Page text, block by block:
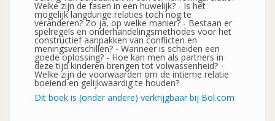
Welke zijn de fasen in een huwelijk? - Is het
mogelijk langdurige relaties toch nog te
veranderen? Zo ja, op welke manier? - Bestaan er
spelregels en onderhandelingsmethodes voor het
constructief aanpakken van conflicten en
meningsverschillen? - Wanneer is scheiden een
goede oplossing? - Hoe kan men als partners in
deze tijd kinderen brengen tot volwassenheid? -
Welke zijn de voorwaarden om de intieme relatie
boeiend en gelijkwaardig te houden?
Dit boek is (onder andere) verkrijgbaar bij Bol.com